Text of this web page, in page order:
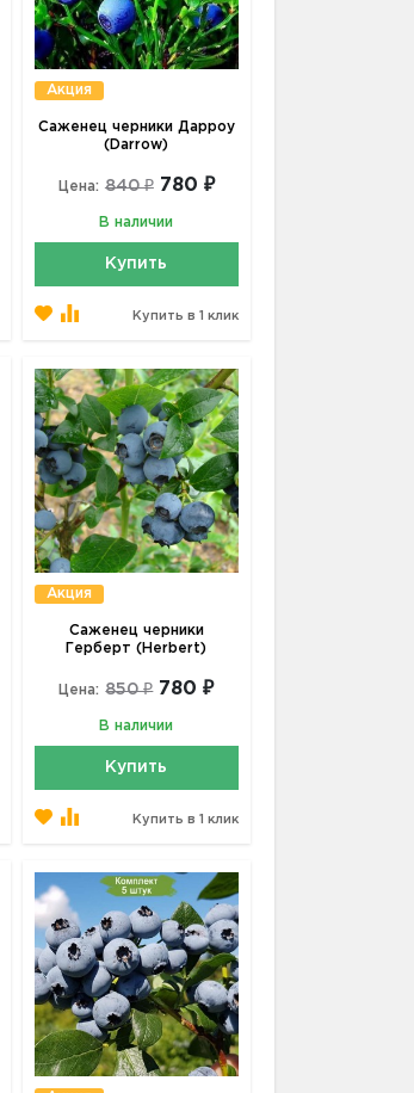
Акция
Саженец черники Дарроу
(Darrow)
Цена: 840 ₽ 780 ₽
В наличии
Купить
Купить в 1 клик
Акция
Саженец черники
Герберт (Herbert)
Цена: 850 ₽ 780 ₽
В наличии
Купить
Купить в 1 клик